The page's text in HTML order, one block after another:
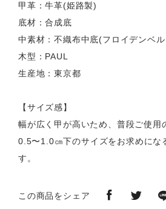
甲革：牛革(姫路製)
底材：合成底
中素材：不織布中底(フロイデンベル
木型：PAUL
生産地：東京都
【サイズ感】
幅が広く甲が高いため、普段ご使用
0.5〜1.0㎝下のサイズをお求めにな
す。
この商品をシェア